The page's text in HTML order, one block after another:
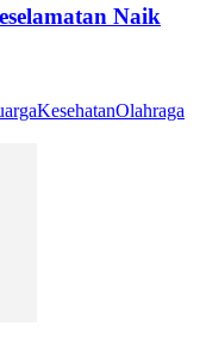
Naik
KesehatanOlahraga